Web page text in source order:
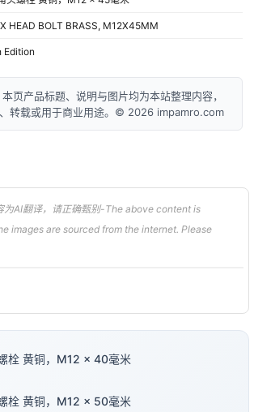
HEAD BOLT BRASS, M12X45MM
Edition
页产品标题、说明与图片均为本站整理内容，
转载或用于商业用途。© 2026 impamro.com
为AI翻译，请正确甄别-The above content is
images are sourced from the internet. Please
栓 黄铜，M12 × 40毫米
栓 黄铜，M12 × 50毫米